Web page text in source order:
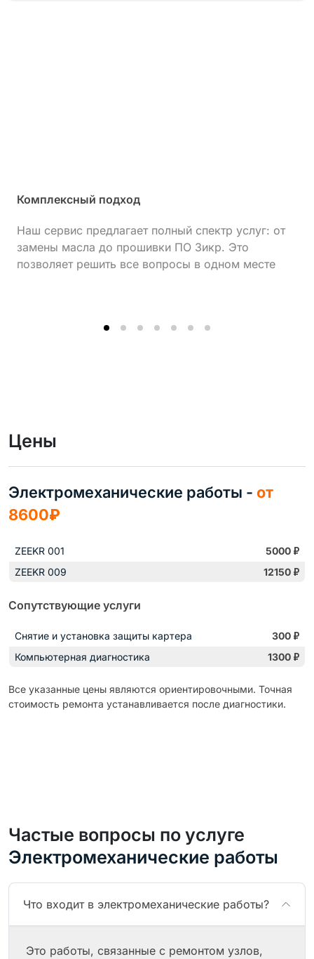
Комплексный подход
Наш сервис предлагает полный спектр услуг: от
замены масла до прошивки ПО Зикр. Это
позволяет решить все вопросы в одном месте
Цены
Электромеханические работы - от
8600₽
ZEEKR 001 5000 ₽
ZEEKR 009
12150 ₽
Сопутствующие услуги
Снятие и установка защиты картера 300 ₽
Компьютерная диагностика
1300 ₽
Все указанные цены являются ориентировочными. Точная
стоимость ремонта устанавливается после диагностики.
Частые вопросы по услуге
Электромеханические работы
Что входит в электромеханические работы?
Это работы, связанные с ремонтом узлов,